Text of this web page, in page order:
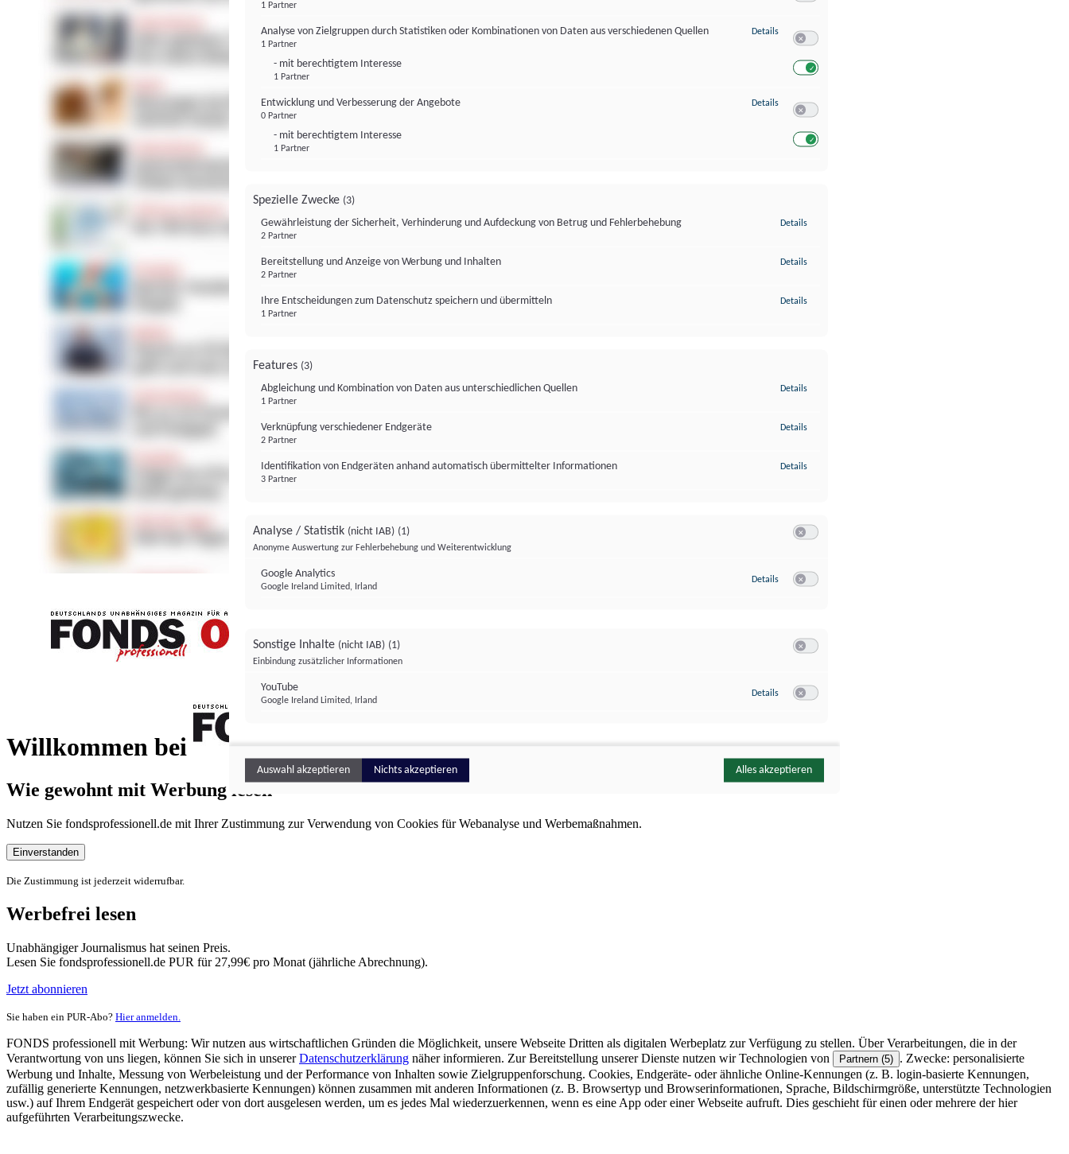
Willkommen bei
FONDS professionell
Wie gewohnt mit Werbung lesen
Nutzen Sie fondsprofessionell.de mit Ihrer Zustimmung zur Verwendung von Cookies für Webanalyse und Werbemaßnahmen.
Einverstanden
Die Zustimmung ist jederzeit widerrufbar.
Werbefrei lesen
Unabhängiger Journalismus hat seinen Preis.
Lesen Sie fondsprofessionell.de PUR für 27,99€ pro Monat (jährliche Abrechnung).
Jetzt abonnieren
Sie haben ein PUR-Abo? Hier anmelden.
FONDS professionell mit Werbung: Wir nutzen aus wirtschaftlichen Gründen die Möglichkeit, unsere Webseite Dritten als digitalen Werbeplatz zur Verfügung zu stellen. Über Verarbeitungen, die in der
Verantwortung von uns liegen, können Sie sich in unsererDatenschutzerklärung näher informieren. Zur Bereitstellung unserer Dienste nutzen wir Technologien von Partnern (5) . Zwecke: personalisierte
Werbung und Inhalte, Messung von Werbeleistung und der Performance von Inhalten sowie Zielgruppenforschung. Cookies, Endgeräte- oder ähnliche Online-Kennungen (z. B. login-basierte Kennungen,
zufällig generierte Kennungen, netzwerkbasierte Kennungen) können zusammen mit anderen Informationen (z. B. Browsertyp und Browserinformationen, Sprache, Bildschirmgröße, unterstützte Technologien
usw.) auf Ihrem Endgerät gespeichert oder von dort ausgelesen werden, um es jedes Mal wiederzuerkennen, wenn es eine App oder einer Webseite aufruft. Dies geschieht für einen oder mehrere der hier
aufgeführten Verarbeitungszwecke.
1 Partner
Analyse von Zielgruppen durch Statistiken oder Kombinationen von Daten aus verschiedenen Quellen
1 Partner
- mit berechtigtem Interesse
1 Partner
Details zu Analyse von Zielgruppen durch Statistiken oder Kombinationen von
Entwicklung und Verbesserung der Angebote
0 Partner
- mit berechtigtem Interesse
1 Partner
Details zu Entwicklung und Verbesserung der Angebote
Spezielle Zwecke (3)
Gewährleistung der Sicherheit, Verhinderung und Aufdeckung von Betrug und Fehlerbehebung
2 Partner
Details
Bereitstellung und Anzeige von Werbung und Inhalten
2 Partner
Details
Ihre Entscheidungen zum Datenschutz speichern und übermitteln
1 Partner
Details
Features (3)
Abgleichung und Kombination von Daten aus unterschiedlichen Quellen
1 Partner
Details
Verknüpfung verschiedener Endgeräte
2 Partner
Details
Identifikation von Endgeräten anhand automatisch übermittelter Informationen
3 Partner
Details
Analyse / Statistik (nicht IAB) (1)
Anonyme Auswertung zur Fehlerbehebung und Weiterentwicklung
Google Analytics
Google Ireland Limited, Irland
Details zu Google Analytics
Sonstige Inhalte (nicht IAB) (1)
Einbindung zusätzlicher Informationen
YouTube
Google Ireland Limited, Irland
Details zu YouTube
Auswahl akzeptieren Nichts akzeptieren Alles akzeptieren